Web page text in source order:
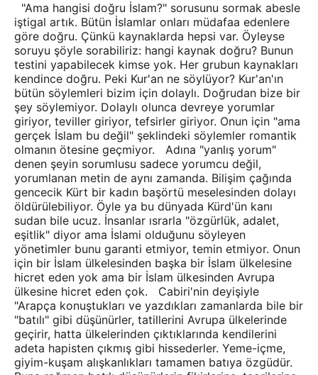
"Ama hangisi doğru İslam?" sorusunu sormak abesle
iştigal artık. Bütün İslamlar onları müdafaa edenlere
göre doğru. Çünkü kaynaklarda hepsi var. Öyleyse
soruyu şöyle sorabiliriz: hangi kaynak doğru? Bunun
testini yapabilecek kimse yok. Her grubun kaynakları
kendince doğru. Peki Kur'an ne söylüyor? Kur'an'ın
bütün söylemleri bizim için dolaylı. Doğrudan bize bir
şey söylemiyor. Dolaylı olunca devreye yorumlar
giriyor, teviller giriyor, tefsirler giriyor. Onun için "ama
gerçek İslam bu değil" şeklindeki söylemler romantik
olmanın ötesine geçmiyor. Adına "yanlış yorum"
denen şeyin sorumlusu sadece yorumcu değil,
yorumlanan metin de aynı zamanda. Bilişim çağında
gencecik Kürt bir kadın başörtü meselesinden dolayı
öldürülebiliyor. Öyle ya bu dünyada Kürd'ün kanı
sudan bile ucuz. İnsanlar ısrarla "özgürlük, adalet,
eşitlik" diyor ama İslami olduğunu söyleyen
yönetimler bunu garanti etmiyor, temin etmiyor. Onun
için bir İslam ülkelesinden başka bir İslam ülkelesine
hicret eden yok ama bir İslam ülkesinden Avrupa
ülkesine hicret eden çok. Cabiri'nin deyişiyle
"Arapça konuştukları ve yazdıkları zamanlarda bile bir
"batılı" gibi düşünürler, tatillerini Avrupa ülkelerinde
geçirir, hatta ülkelerinden çıktıklarında kendilerini
adeta hapisten çıkmış gibi hissederler. Yeme-içme,
giyim-kuşam alışkanlıkları tamamen batıya özgüdür.